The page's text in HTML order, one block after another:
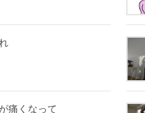
痛くなって